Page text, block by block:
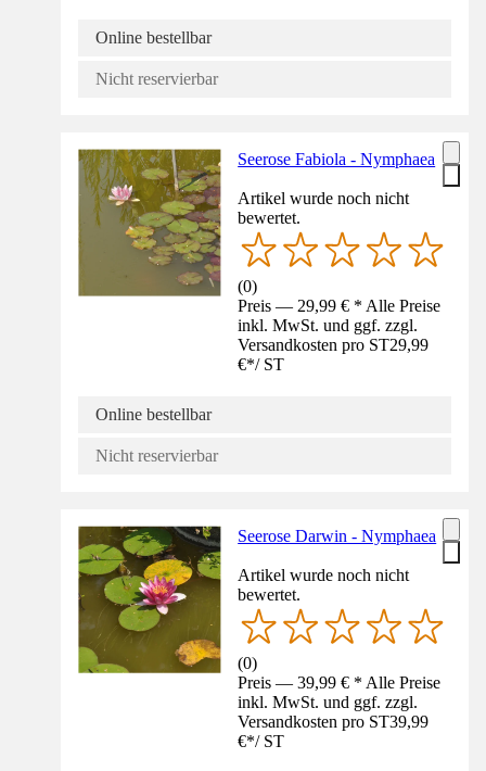
Online bestellbar
Nicht reservierbar
Seerose Fabiola - Nymphaea
Artikel wurde noch nicht
bewertet.
(0)
Preis — 29,99 € * Alle Preise
inkl. MwSt. und ggf. zzgl.
Versandkosten pro ST29,99
€*/ ST
Online bestellbar
Nicht reservierbar
Seerose Darwin - Nymphaea
Artikel wurde noch nicht
bewertet.
(0)
Preis — 39,99 € * Alle Preise
inkl. MwSt. und ggf. zzgl.
Versandkosten pro ST39,99
€*/ ST